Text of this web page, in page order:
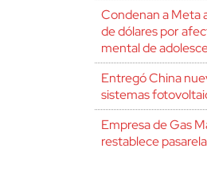
Condenan a Meta
de dólares por
mental de
Entregó China
sistemas
Empresa de Gas
restablece